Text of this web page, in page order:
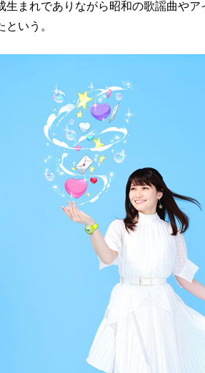
生まれでありながら昭和の歌謡曲や
という。